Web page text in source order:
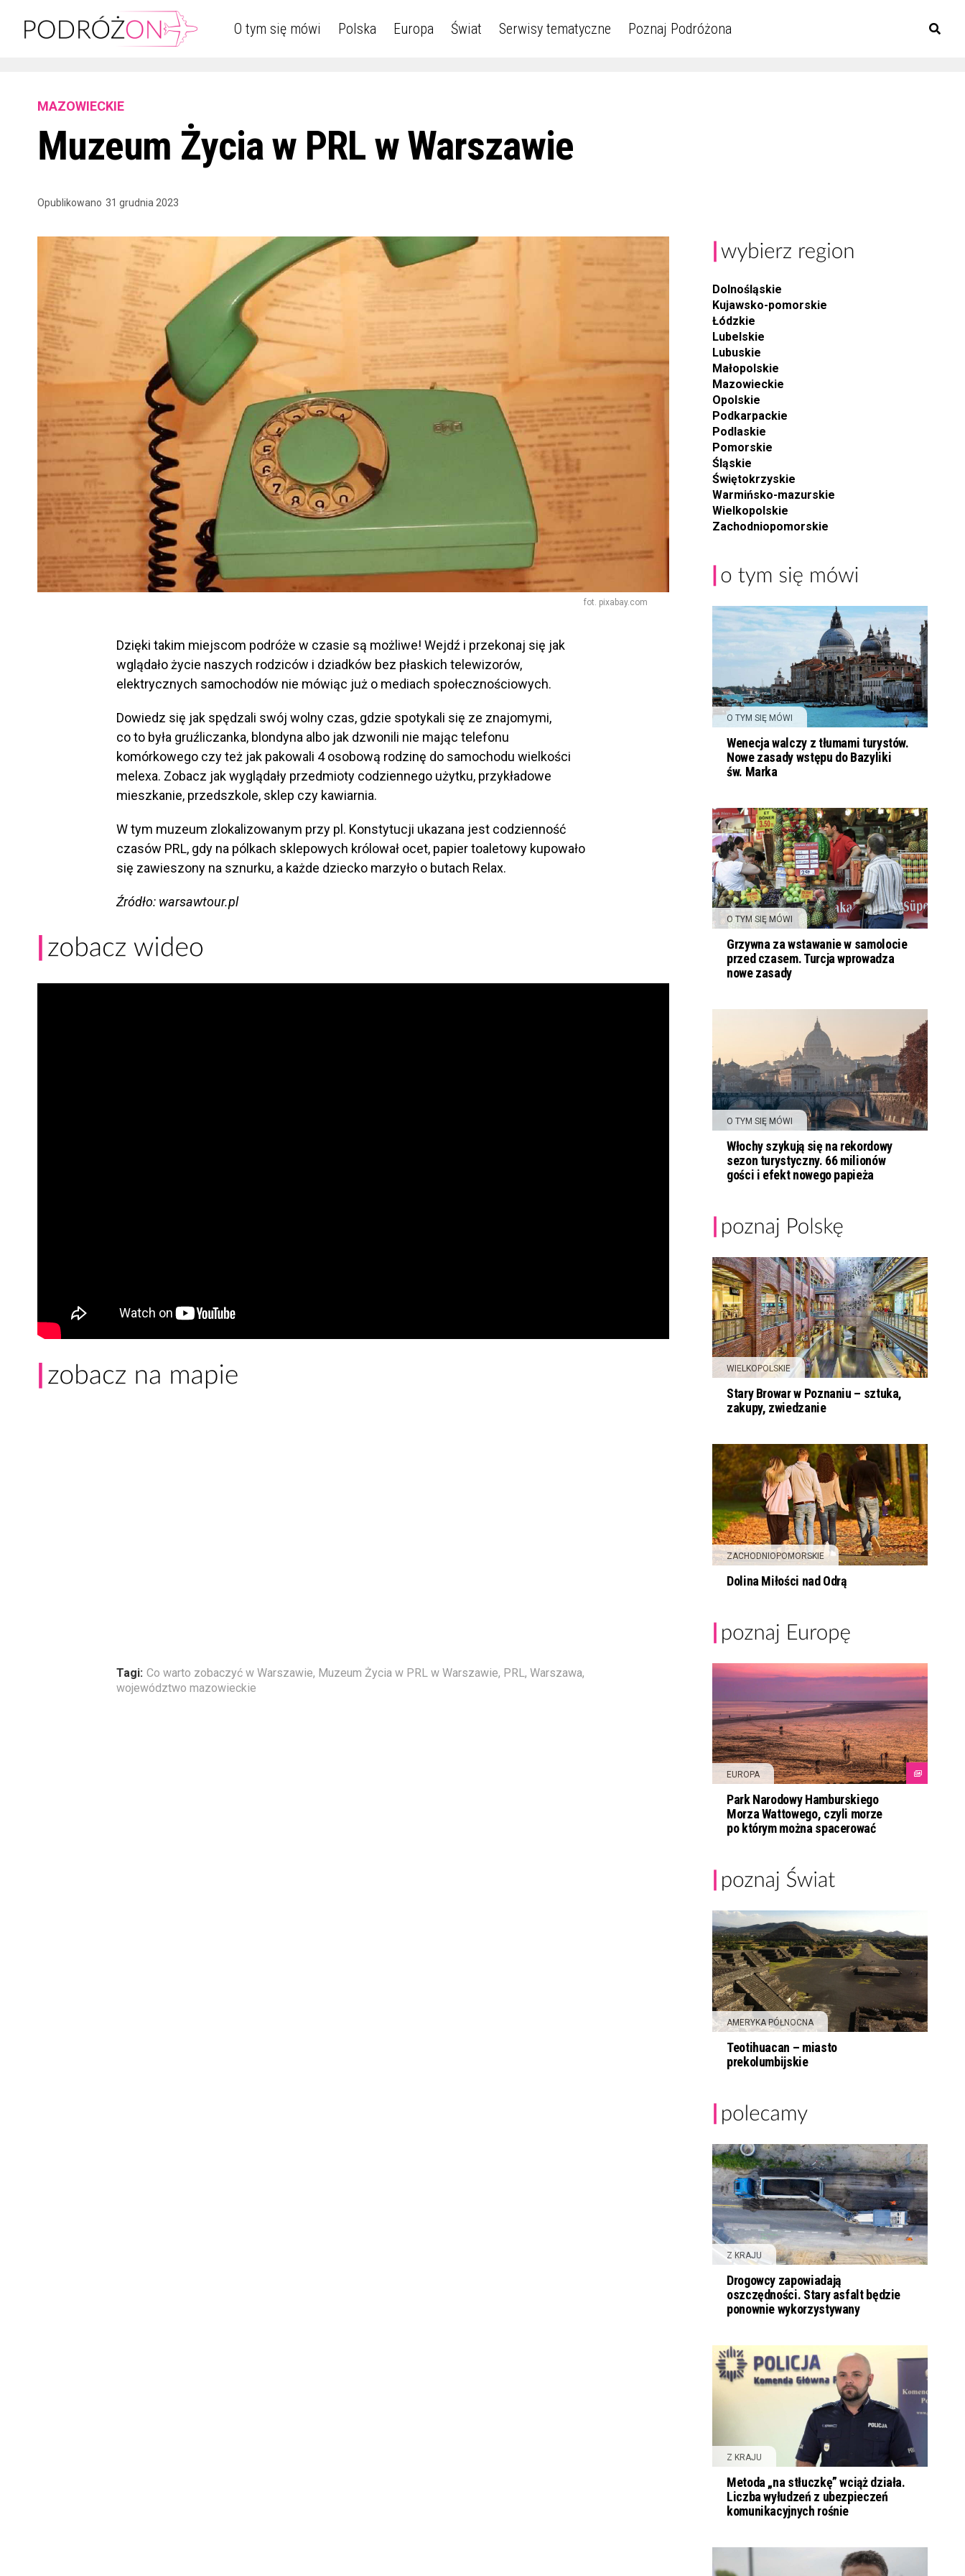
O tym się mówi Polska Europa Świat Serwisy tematyczne Poznaj Podróżona
MAZOWIECKIE
Muzeum Życia w PRL w Warszawie
Opublikowano 31 grudnia 2023
fot. pixabay.com
Dzięki takim miejscom podróże w czasie są możliwe! Wejdź i przekonaj się jak
wglądało życie naszych rodziców i dziadków bez płaskich telewizorów,
elektrycznych samochodów nie mówiąc już o mediach społecznościowych.
Dowiedz się jak spędzali swój wolny czas, gdzie spotykali się ze znajomymi,
co to była gruźliczanka, blondyna albo jak dzwonili nie mając telefonu
komórkowego czy też jak pakowali 4 osobową rodzinę do samochodu wielkości
melexa. Zobacz jak wyglądały przedmioty codziennego użytku, przykładowe
mieszkanie, przedszkole, sklep czy kawiarnia.
W tym muzeum zlokalizowanym przy pl. Konstytucji ukazana jest codzienność
czasów PRL, gdy na pólkach sklepowych królował ocet, papier toaletowy kupowało
się zawieszony na sznurku, a każde dziecko marzyło o butach Relax.
Źródło: warsawtour.pl
Tagi: Co warto zobaczyć w Warszawie, Muzeum Życia w PRL w Warszawie, PRL, Warszawa,
województwo mazowieckie
Dolnośląskie
Kujawsko-pomorskie
Łódzkie
Lubelskie
Lubuskie
Małopolskie
Mazowieckie
Opolskie
Podkarpackie
Podlaskie
Pomorskie
Śląskie
Świętokrzyskie
Warmińsko-mazurskie
Wielkopolskie
Zachodniopomorskie
O TYM SIĘ MÓWI
Wenecja walczy z tłumami turystów.
Nowe zasady wstępu do Bazyliki
św. Marka
O TYM SIĘ MÓWI
Grzywna za wstawanie w samolocie
przed czasem. Turcja wprowadza
nowe zasady
O TYM SIĘ MÓWI
Włochy szykują się na rekordowy
sezon turystyczny. 66 milionów
gości i efekt nowego papieża
WIELKOPOLSKIE
Stary Browar w Poznaniu – sztuka,
zakupy, zwiedzanie
ZACHODNIOPOMORSKIE
Dolina Miłości nad Odrą
EUROPA
Park Narodowy Hamburskiego
Morza Wattowego, czyli morze
po którym można spacerować
AMERYKA PÓŁNOCNA
Teotihuacan – miasto
prekolumbijskie
Z KRAJU
Drogowcy zapowiadają
oszczędności. Stary asfalt będzie
ponownie wykorzystywany
Z KRAJU
Metoda „na stłuczkę” wciąż działa.
Liczba wyłudzeń z ubezpieczeń
komunikacyjnych rośnie